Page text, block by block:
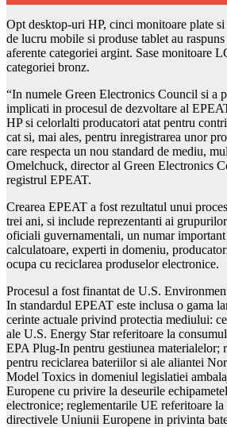
Opt desktop-uri HP, cinci monitoare plate
de lucru mobile si produse tablet au
aferente categoriei argint. Sase monitoare
categoriei bronz.
“In numele Green Electronics Council si a
implicati in procesul de dezvoltare al
HP si celorlalti producatori atat pentru
cat si, mai ales, pentru inregistrarea unor
care respecta un nou standard de mediu,
Omelchuck, director al Green Electronics
registrul EPEAT.
Crearea EPEAT a fost rezultatul unui
trei ani, si include reprezentanti ai
oficiali guvernamentali, un numar
calculatoare, experti in domeniu,
ocupa cu reciclarea produselor electronice.
Procesul a fost finantat de U.S.
In standardul EPEAT este inclusa o gama
cerinte actuale privind protectia mediului:
ale U.S. Energy Star referitoare la
EPA Plug-In pentru gestiunea materialelor;
pentru reciclarea bateriilor si ale aliantei
Model Toxics in domeniul legislatiei
Europene cu privire la deseurile
electronice; reglementarile UE referitoare la
directivele Uniunii Europene in privinta